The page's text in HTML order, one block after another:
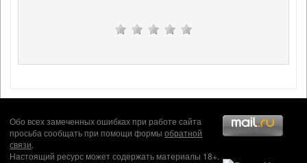
Обо всех замеченных ошибках при работе сайта
просьба сообщать при помощи формы обратной
связи.
Настоящий ресурс может содержать материалы 18+.